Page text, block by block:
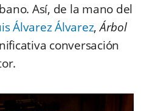
Así, de la mano del
Álvarez Álvarez,Árbol
conversación